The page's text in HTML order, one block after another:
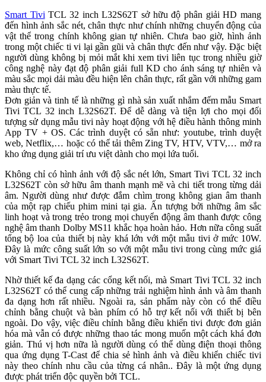
Smart Tivi TCL 32 inch L32S62T sở hữu độ phân giải HD mang
đến hình ảnh sắc nét, chân thực như chính những chuyển động của
vật thể trong chính không gian tự nhiên. Chưa bao giờ, hình ảnh
trong một chiếc ti vi lại gần gũi và chân thực đến như vậy. Đặc biệt
người dùng không bị mỏi mắt khi xem tivi liên tục trong nhiều giờ
công nghệ này đạt độ phân giải full KD cho ánh sáng tự nhiên và
màu sắc mọi dải màu đều hiện lên chân thực, rất gần với những gam
màu thực tế.
Đơn giản và tinh tế là những gì nhà sản xuất nhắm đếm mẫu Smart
Tivi TCL 32 inch L32S62T. Để dễ dàng và tiện lợi cho mọi đối
tượng sử dụng mẫu tivi này hoạt động với hệ điều hành thông minh
App TV + OS. Các trình duyệt có sẵn như: youtube, trình duyệt
web, Netflix,… hoặc có thể tải thêm Zing TV, HTV, VTV,… mở ra
kho ứng dụng giải trí ưu việt dành cho mọi lứa tuổi.
Không chỉ có hình ảnh với độ sắc nét lớn, Smart Tivi TCL 32 inch
L32S62T còn sở hữu âm thanh mạnh mẽ và chi tiết trong từng dải
âm. Người dùng như được đắm chìm trong không gian âm thanh
của một rạp chiếu phim mini tại gia. Ấn tượng bởi những âm sắc
linh hoạt và trong trẻo trong mọi chuyển động âm thanh được công
nghệ âm thanh Dolby MS11 khắc họa hoàn hảo. Hơn nữa công suất
tổng bộ loa của thiết bị này khá lớn với một mẫu tivi ở mức 10W.
Đây là mức công suất lớn so với một mẫu tivi trong cùng mức giá
với Smart Tivi TCL 32 inch L32S62T.
Nhờ thiết kế đa dạng các cổng kết nối, mà Smart Tivi TCL 32 inch
L32S62T có thể cung cấp những trải nghiệm hình ảnh và âm thanh
đa dạng hơn rất nhiều. Ngoài ra, sản phẩm này còn có thể điều
chỉnh bằng chuột và bàn phím có hỗ trợ kết nối với thiết bị bên
ngoài. Do vậy, việc điều chỉnh bằng điều khiển tivi được đơn giản
hóa mà vẫn có được những thao tác mong muốn một cách khá đơn
giản. Thú vị hơn nữa là người dùng có thể dùng điện thoại thông
qua ứng dụng T-Cast để chia sẻ hình ảnh và điều khiển chiếc tivi
này theo chính nhu cầu của từng cá nhân.. Đây là một ứng dụng
được phát triển độc quyền bởi TCL.